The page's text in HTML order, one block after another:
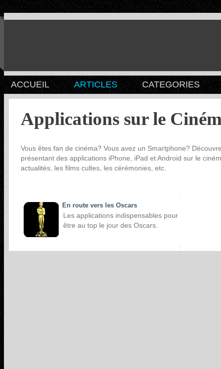
ACCUEIL ARTICLES CATEGORIES
Applications sur le
Vous êtes fan de cinéma? Vous avez un Smartphone?
présentant des applications iPhone, iPad et Android sur le
actualités, les films cultes, les cérémonies, etc.
En route vers les Oscars
Les applications indispensables pour
être au top le jour des Oscars.